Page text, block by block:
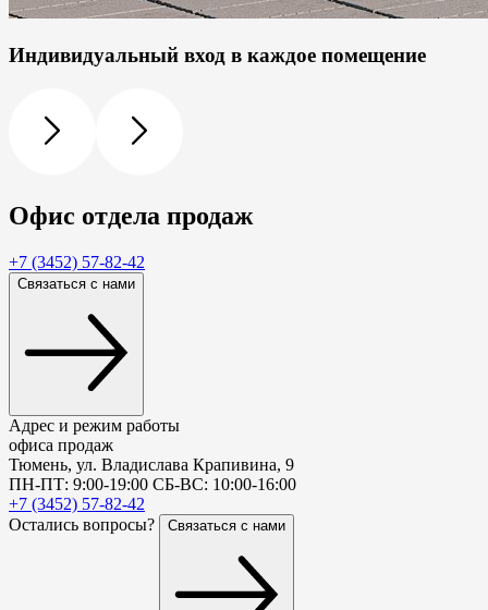
Индивидуальный вход в каждое помещение
Офис отдела продаж
+7 (3452) 57-82-42
Связаться с нами
Адрес и режим работы
офиса продаж
Тюмень, ул. Владислава Крапивина, 9
ПН-ПТ: 9:00-19:00 СБ-ВС: 10:00-16:00
+7 (3452) 57-82-42
Остались вопросы?
Связаться с нами